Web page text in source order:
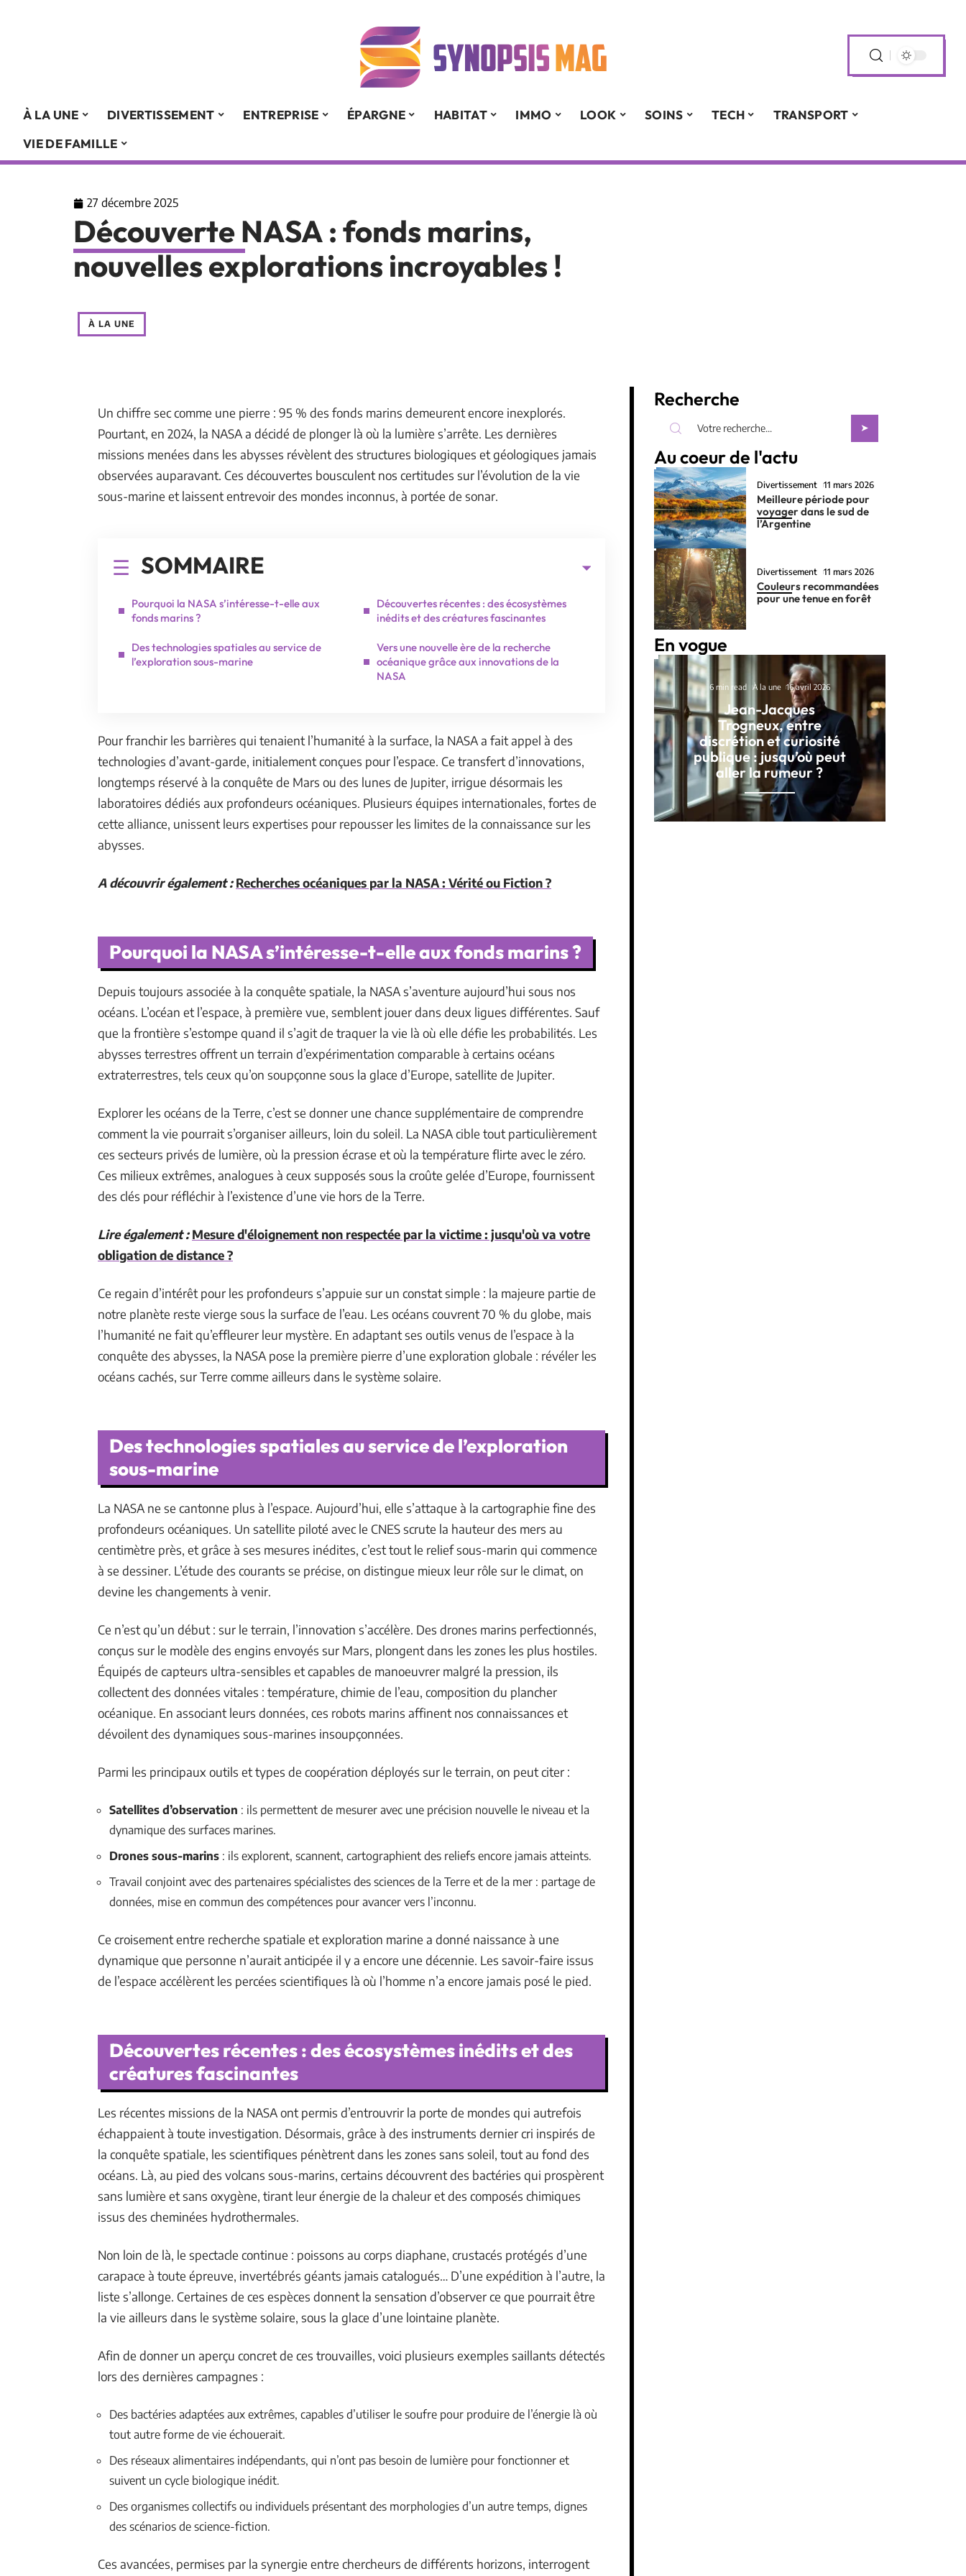
À LA UNE DIVERTISSEMENT ENTREPRISE ÉPARGNE HABITAT IMMO LOOK SOINS TECH
TRANSPORT
VIE DE FAMILLE
27 décembre 2025
Découverte NASA : fonds marins,
nouvelles explorations incroyables !
À LA UNE
Un chiffre sec comme une pierre : 95 % des fonds marins demeurent encore inexplorés.
Pourtant, en 2024, la NASA a décidé de plonger là où la lumière s’arrête. Les dernières
missions menées dans les abysses révèlent des structures biologiques et géologiques jamais
observées auparavant. Ces découvertes bousculent nos certitudes sur l’évolution de la vie
sous-marine et laissent entrevoir des mondes inconnus, à portée de sonar.
SOMMAIRE
Pourquoi la NASA s’intéresse-t-elle aux
fonds marins ?
Des technologies spatiales au service de
l’exploration sous-marine
Découvertes récentes : des écosystèmes
inédits et des créatures fascinantes
Vers une nouvelle ère de la recherche
océanique grâce aux innovations de la
NASA
Pour franchir les barrières qui tenaient l’humanité à la surface, la NASA a fait appel à des
technologies d’avant-garde, initialement conçues pour l’espace. Ce transfert d’innovations,
longtemps réservé à la conquête de Mars ou des lunes de Jupiter, irrigue désormais les
laboratoires dédiés aux profondeurs océaniques. Plusieurs équipes internationales, fortes de
cette alliance, unissent leurs expertises pour repousser les limites de la connaissance sur les
abysses.
A découvrir également : Recherches océaniques par la NASA : Vérité ou Fiction ?
Pourquoi la NASA s’intéresse-t-elle aux fonds marins ?
Depuis toujours associée à la conquête spatiale, la NASA s’aventure aujourd’hui sous nos
océans. L’océan et l’espace, à première vue, semblent jouer dans deux ligues différentes. Sauf
que la frontière s’estompe quand il s’agit de traquer la vie là où elle défie les probabilités. Les
abysses terrestres offrent un terrain d’expérimentation comparable à certains océans
extraterrestres, tels ceux qu’on soupçonne sous la glace d’Europe, satellite de Jupiter.
Explorer les océans de la Terre, c’est se donner une chance supplémentaire de comprendre
comment la vie pourrait s’organiser ailleurs, loin du soleil. La NASA cible tout particulièrement
ces secteurs privés de lumière, où la pression écrase et où la température flirte avec le zéro.
Ces milieux extrêmes, analogues à ceux supposés sous la croûte gelée d’Europe, fournissent
des clés pour réfléchir à l’existence d’une vie hors de la Terre.
Lire également : Mesure d'éloignement non respectée par la victime : jusqu'où va votre
obligation de distance ?
Ce regain d’intérêt pour les profondeurs s’appuie sur un constat simple : la majeure partie de
notre planète reste vierge sous la surface de l’eau. Les océans couvrent 70 % du globe, mais
l’humanité ne fait qu’effleurer leur mystère. En adaptant ses outils venus de l’espace à la
conquête des abysses, la NASA pose la première pierre d’une exploration globale : révéler les
océans cachés, sur Terre comme ailleurs dans le système solaire.
Des technologies spatiales au service de l’exploration
sous-marine
La NASA ne se cantonne plus à l’espace. Aujourd’hui, elle s’attaque à la cartographie fine des
profondeurs océaniques. Un satellite piloté avec le CNES scrute la hauteur des mers au
centimètre près, et grâce à ses mesures inédites, c’est tout le relief sous-marin qui commence
à se dessiner. L’étude des courants se précise, on distingue mieux leur rôle sur le climat, on
devine les changements à venir.
Ce n’est qu’un début : sur le terrain, l’innovation s’accélère. Des drones marins perfectionnés,
conçus sur le modèle des engins envoyés sur Mars, plongent dans les zones les plus hostiles.
Équipés de capteurs ultra-sensibles et capables de manoeuvrer malgré la pression, ils
collectent des données vitales : température, chimie de l’eau, composition du plancher
océanique. En associant leurs données, ces robots marins affinent nos connaissances et
dévoilent des dynamiques sous-marines insoupçonnées.
Parmi les principaux outils et types de coopération déployés sur le terrain, on peut citer :
Satellites d’observation : ils permettent de mesurer avec une précision nouvelle le niveau et la
dynamique des surfaces marines.
Drones sous-marins : ils explorent, scannent, cartographient des reliefs encore jamais atteints.
Travail conjoint avec des partenaires spécialistes des sciences de la Terre et de la mer : partage de
données, mise en commun des compétences pour avancer vers l’inconnu.
Ce croisement entre recherche spatiale et exploration marine a donné naissance à une
dynamique que personne n’aurait anticipée il y a encore une décennie. Les savoir-faire issus
de l’espace accélèrent les percées scientifiques là où l’homme n’a encore jamais posé le pied.
Découvertes récentes : des écosystèmes inédits et des
créatures fascinantes
Les récentes missions de la NASA ont permis d’entrouvrir la porte de mondes qui autrefois
échappaient à toute investigation. Désormais, grâce à des instruments dernier cri inspirés de
la conquête spatiale, les scientifiques pénètrent dans les zones sans soleil, tout au fond des
océans. Là, au pied des volcans sous-marins, certains découvrent des bactéries qui prospèrent
sans lumière et sans oxygène, tirant leur énergie de la chaleur et des composés chimiques
issus des cheminées hydrothermales.
Non loin de là, le spectacle continue : poissons au corps diaphane, crustacés protégés d’une
carapace à toute épreuve, invertébrés géants jamais catalogués… D’une expédition à l’autre, la
liste s’allonge. Certaines de ces espèces donnent la sensation d’observer ce que pourrait être
la vie ailleurs dans le système solaire, sous la glace d’une lointaine planète.
Afin de donner un aperçu concret de ces trouvailles, voici plusieurs exemples saillants détectés
lors des dernières campagnes :
Des bactéries adaptées aux extrêmes, capables d’utiliser le soufre pour produire de l’énergie là où
tout autre forme de vie échouerait.
Des réseaux alimentaires indépendants, qui n’ont pas besoin de lumière pour fonctionner et
suivent un cycle biologique inédit.
Des organismes collectifs ou individuels présentant des morphologies d’un autre temps, dignes
des scénarios de science-fiction.
Ces avancées, permises par la synergie entre chercheurs de différents horizons, interrogent
Recherche
Au coeur de l'actu
Divertissement 11 mars 2026
Meilleure période pour
voyager dans le sud de
l’Argentine
Divertissement 11 mars 2026
Couleurs recommandées
pour une tenue en forêt
En vogue
6 min read À la une 16 avril 2026
Jean-Jacques
Trogneux, entre
discrétion et curiosité
publique : jusqu’où peut
aller la rumeur ?